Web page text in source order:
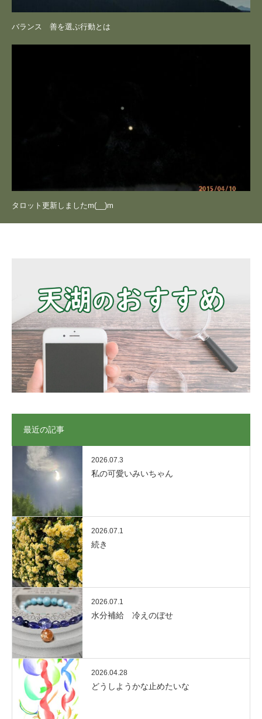
バランス 善を選ぶ行動とは
タロット更新しましたm(__)m
最近の記事
2026.07.3
私の可愛いみいちゃん
2026.07.1
続き
2026.07.1
水分補給 冷えのぼせ
2026.04.28
どうしようかな止めたいな